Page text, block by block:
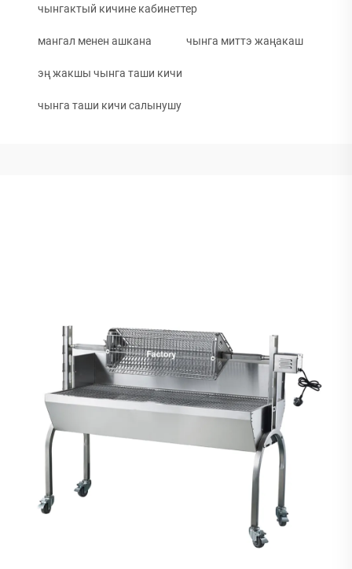
чынгактый кичине кабинеттер
мангал менен ашкана чынга миттэ жаңакаш
эң жакшы чынга таши кичи
чынга таши кичи салынушу